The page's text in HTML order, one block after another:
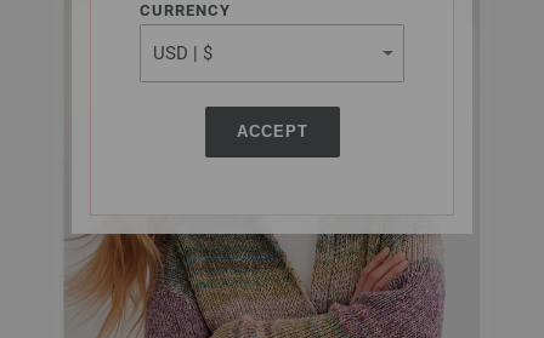
CURRENCY
ACCEPT